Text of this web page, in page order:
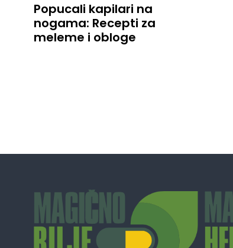
Popucali kapilari na
nogama: Recepti za
meleme i obloge